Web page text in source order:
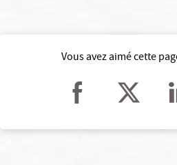
Vous avez aimé cette